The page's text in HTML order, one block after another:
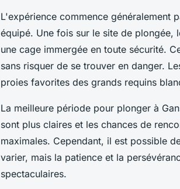
L'expérience commence généralement
équipé. Une fois sur le site de plongée,
une cage immergée en toute sécurité.
sans risquer de se trouver en danger.
proies favorites des grands requins
La meilleure période pour plonger à
sont plus claires et les chances de
maximales. Cependant, il est possible
varier, mais la patience et la
spectaculaires.